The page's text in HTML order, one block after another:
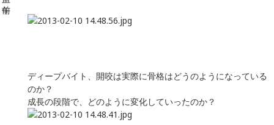
ディープバイト、開咬は実際に骨格はどうのようになっている
のか？
成長の段階で、どのように変化していったのか？